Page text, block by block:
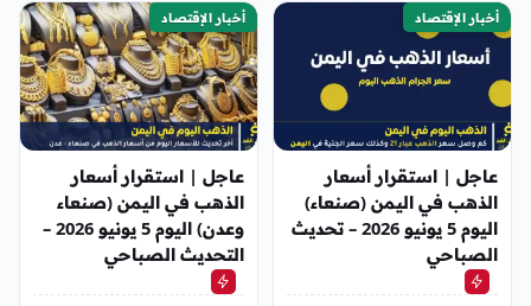
أخبار الإقتصاد
عاجل | استقرار أسعار
الذهب في اليمن (صنعاء)
اليوم 5 يونيو 2026 – تحديث
الصباحي
أخبار الإقتصاد
عاجل | استقرار أسعار
الذهب في اليمن (صنعاء
وعدن) اليوم 5 يونيو 2026 –
التحديث الصباحي